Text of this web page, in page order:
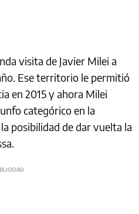
visita de Javier Milei a
Ese territorio le permitió
en 2015 y ahora Milei
categórico en la
posibilidad de dar vuelta la